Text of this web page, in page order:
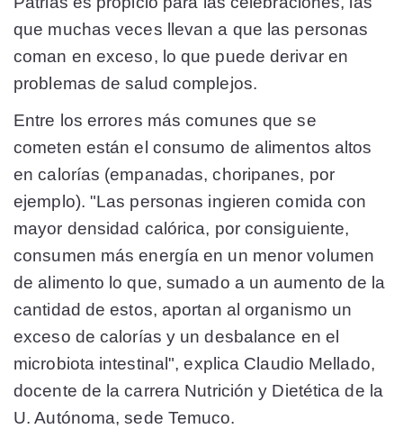
que muchas veces llevan a que las personas
coman en exceso, lo que puede derivar en
problemas de salud complejos.
Entre los errores más comunes que se
cometen están el consumo de alimentos altos
en calorías (empanadas, choripanes, por
ejemplo). "Las personas ingieren comida con
mayor densidad calórica, por consiguiente,
consumen más energía en un menor volumen
de alimento lo que, sumado a un aumento de la
cantidad de estos, aportan al organismo un
exceso de calorías y un desbalance en el
microbiota intestinal", explica Claudio Mellado,
docente de la carrera Nutrición y Dietética de la
U. Autónoma, sede Temuco.